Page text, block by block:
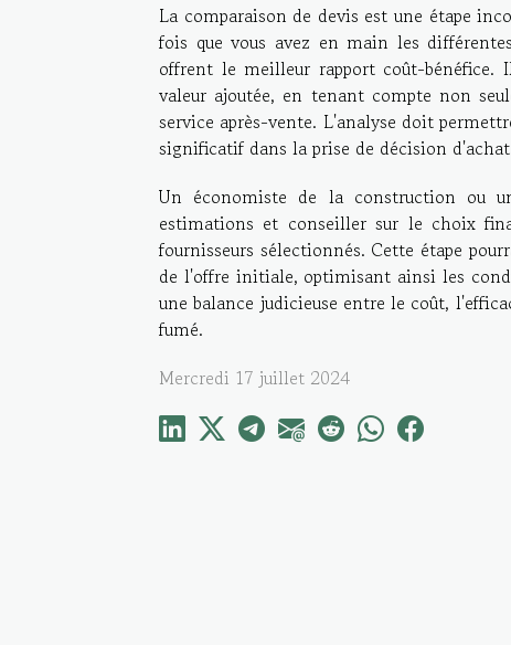
La comparaison de devis est une étape
fois que vous avez en main les
offrent le meilleur rapport coût-bénéfice.
valeur ajoutée, en tenant compte non
service après-vente. L'analyse doit
significatif dans la prise de décision
Un économiste de la construction ou
estimations et conseiller sur le choix
fournisseurs sélectionnés. Cette étape
de l'offre initiale, optimisant ainsi les
une balance judicieuse entre le coût,
fumé.
Mercredi 17 juillet 2024